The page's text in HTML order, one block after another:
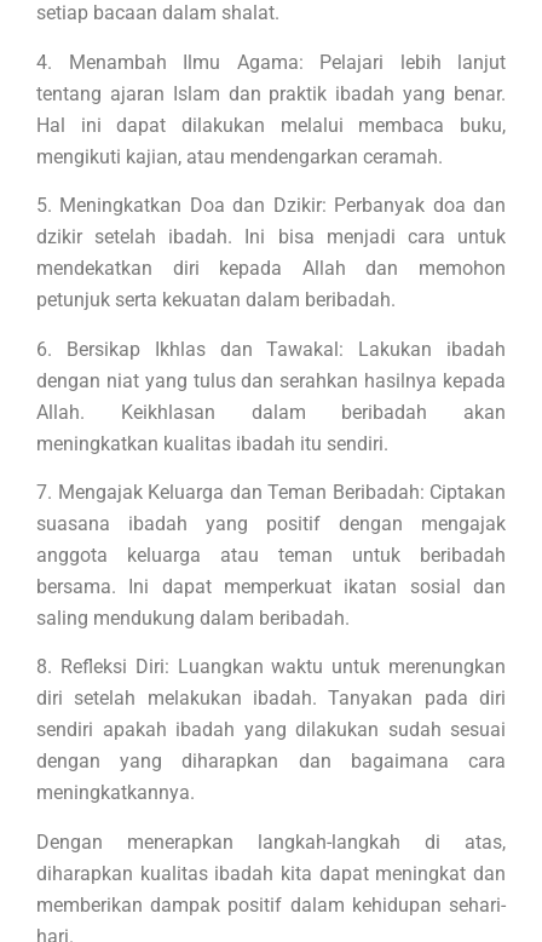
setiap bacaan dalam shalat.
4. Menambah Ilmu Agama: Pelajari lebih lanjut
tentang ajaran Islam dan praktik ibadah yang benar.
Hal ini dapat dilakukan melalui membaca buku,
mengikuti kajian, atau mendengarkan ceramah.
5. Meningkatkan Doa dan Dzikir: Perbanyak doa dan
dzikir setelah ibadah. Ini bisa menjadi cara untuk
mendekatkan diri kepada Allah dan memohon
petunjuk serta kekuatan dalam beribadah.
6. Bersikap Ikhlas dan Tawakal: Lakukan ibadah
dengan niat yang tulus dan serahkan hasilnya kepada
Allah. Keikhlasan dalam beribadah akan
meningkatkan kualitas ibadah itu sendiri.
7. Mengajak Keluarga dan Teman Beribadah: Ciptakan
suasana ibadah yang positif dengan mengajak
anggota keluarga atau teman untuk beribadah
bersama. Ini dapat memperkuat ikatan sosial dan
saling mendukung dalam beribadah.
8. Refleksi Diri: Luangkan waktu untuk merenungkan
diri setelah melakukan ibadah. Tanyakan pada diri
sendiri apakah ibadah yang dilakukan sudah sesuai
dengan yang diharapkan dan bagaimana cara
meningkatkannya.
Dengan menerapkan langkah-langkah di atas,
diharapkan kualitas ibadah kita dapat meningkat dan
memberikan dampak positif dalam kehidupan sehari-
hari.